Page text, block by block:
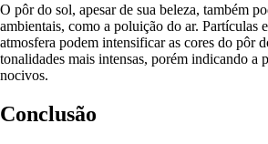
O pôr do sol, apesar de sua beleza, também
ambientais, como a poluição do ar. Partículas
atmosfera podem intensificar as cores do pôr
tonalidades mais intensas, porém indicando a
nocivos.
Conclusão